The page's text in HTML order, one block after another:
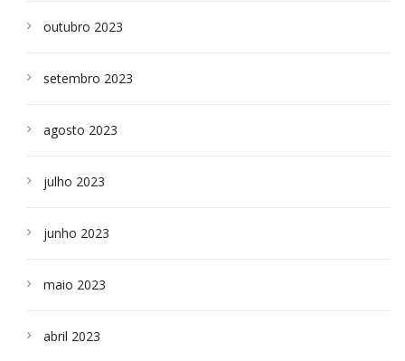
outubro 2023
setembro 2023
agosto 2023
julho 2023
junho 2023
maio 2023
abril 2023